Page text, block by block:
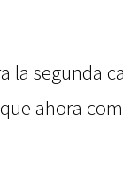
la segunda
ahora